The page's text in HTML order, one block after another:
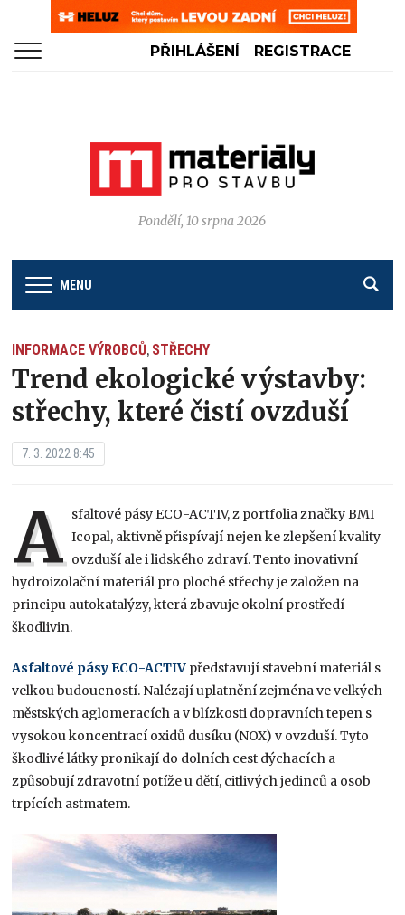
PŘIHLÁŠENÍ REGISTRACE
Pondělí, 10 srpna 2026
MENU
INFORMACE VÝROBCŮ, STŘECHY
Trend ekologické výstavby:
střechy, které čistí ovzduší
7. 3. 2022 8:45
A sfaltové pásy ECO-ACTIV, z portfolia značky BMI
Icopal, aktivně přispívají nejen ke zlepšení kvality
ovzduší ale i lidského zdraví. Tento inovativní
hydroizolační materiál pro ploché střechy je založen na
principu autokatalýzy, která zbavuje okolní prostředí
škodlivin.
Asfaltové pásy ECO-ACTIV představují stavební materiál s
velkou budoucností. Nalézají uplatnění zejména ve velkých
městských aglomeracích a v blízkosti dopravních tepen s
vysokou koncentrací oxidů dusíku (NOX) v ovzduší. Tyto
škodlivé látky pronikají do dolních cest dýchacích a
způsobují zdravotní potíže u dětí, citlivých jedinců a osob
trpících astmatem.